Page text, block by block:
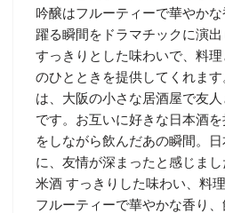
吟醸はフルーティーで華やか
躍る瞬間をドラマチックに演
すっきりとした味わいで、料
のひとときを提供してくれま
は、大阪の小さな居酒屋で友
です。お互いに好きな日本酒
をしながら飲んだあの瞬間。
に、友情が深まったと感じま
米酒 すっきりした味わい、料
フルーティーで華やかな香り